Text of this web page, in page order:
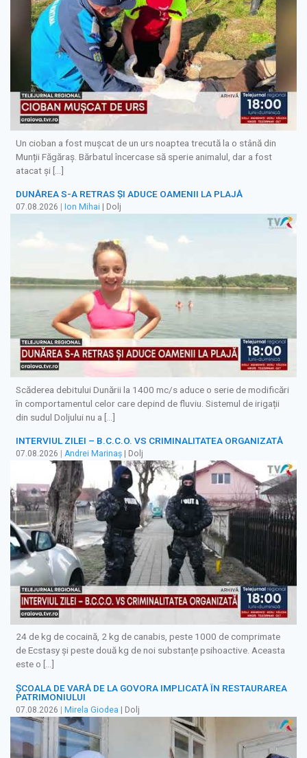
Un cioban a fost mușcat de un urs noaptea trecută la o stână din
Munții Făgăraș. Bărbatul încercase să sperie animalul, dar a fost
atacat și […]
DUNĂREA S-A RETRAS ŞI ADUCE OAMENII LA PLAJĂ
07.08.2026 Ion Mihai | Dolj
Scăderea debitului Dunării la 1400 mc/s aduce o serie de modificări
în comportamentul celor care depind de fluviu. Sistemul de irigații
din sudul Doljului nu a […]
INTERVIUL ZILEI – B.C.C.O. VS CRIMINALITATEA ORGANIZATĂ
07.08.2026 Andrei Marinaș | Dolj
24 de kg de cocaină, 2 kg de canabis, peste 1000 de comprimate
de Ecstasy și peste două kg de noi substanțe psihoactive. Aceasta
este o […]
ȘCOALA DE VARĂ DE LA GOVORA IMPLICATĂ ÎN RESTAURAREA
PATRIMONIULUI
07.08.2026 | Mirela Giodea | Dolj